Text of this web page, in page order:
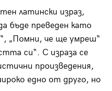
латински израз,
бъде преведен като
„Помни, че ще умреш“
си“. С израза се
произведения,
едно от друго, но